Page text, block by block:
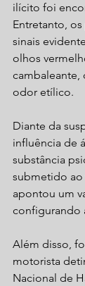
ilícito foi
Entretanto,
sinais
olhos
odor etílico.
Diante da
influência de
substância
submetido
apontou um
configurando
Além disso,
motorista
Nacional de